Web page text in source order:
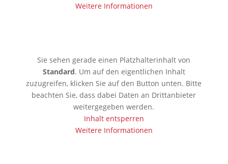
Weitere Informationen
Sie sehen gerade einen Platzhalterinhalt von
Standard. Um auf den eigentlichen Inhalt
zuzugreifen, klicken Sie auf den Button unten. Bitte
beachten Sie, dass dabei Daten an Drittanbieter
weitergegeben werden.
Inhalt entsperren
Weitere Informationen